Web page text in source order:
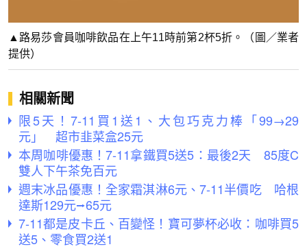
▲路易莎會員咖啡飲品在上午11時前第2杯5折。（圖／業者
提供）
相關新聞
限5天！7-11買1送1、大包巧克力棒「99→29
元」 超市韭菜盒25元
本周咖啡優惠！7-11拿鐵買5送5：最後2天 85度C
雙人下午茶免百元
週末冰品優惠！全家霜淇淋6元、7-11半價吃 哈根
達斯129元⭢65元
7-11都是皮卡丘、百變怪！寶可夢杯必收：咖啡買5
送5、零食買2送1